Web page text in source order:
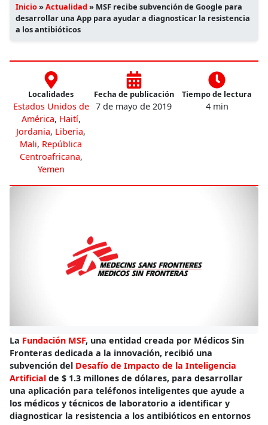
Inicio»Actualidad» MSF recibe subvención de Google para
desarrollar una App para ayudar a diagnosticar la resistencia
a los antibióticos
Localidades
Estados Unidos de
América, Haití,
Jordania, Liberia,
Mali, República
Centroafricana,
Yemen
Fecha de publicación
7 de mayo de 2019
Tiempo de lectura
4 min
La Fundación MSF, una entidad creada por Médicos Sin
Fronteras dedicada a la innovación, recibió una
subvención del Desafío de Impacto de la Inteligencia
Artificial de $ 1.3 millones de dólares, para desarrollar
una aplicación para teléfonos inteligentes que ayude a
los médicos y técnicos de laboratorio a identificar y
diagnosticar la resistencia a los antibióticos en entornos